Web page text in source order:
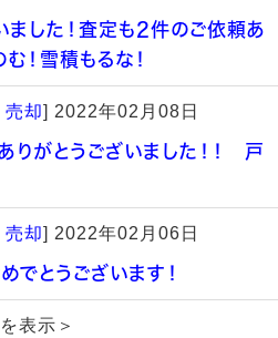
ました！査定も2件のご依頼あ
！雪積もるな！
却] 2022年02月08日
りがとうございました！！ 戸
却] 2022年02月06日
とうございます！
を表示＞